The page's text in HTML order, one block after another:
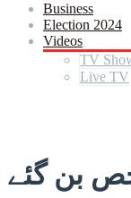
Business
Election 2024
Videos
TV
Live TV
بن گئے